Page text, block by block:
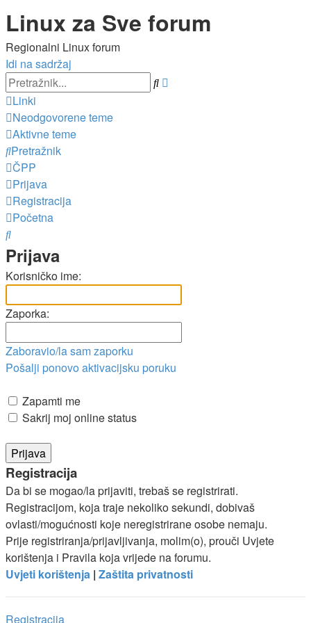
Linux za Sve forum
Regionalni Linux forum
Idi na sadržaj
Pretražnik
Linki
Neodgovorene teme
Aktivne teme
Pretražnik
ČPP
Prijava
Registracija
Početna
Pretražnik
Prijava
Korisničko ime:
Zaporka:
Zaboravio/la sam zaporku
Pošalji ponovo aktivacijsku poruku
Zapamti me
Sakrij moj online status
Registracija
Da bi se mogao/la prijaviti, trebaš se registrirati.
Registracijom, koja traje nekoliko sekundi, dobivaš
ovlasti/mogućnosti koje neregistrirane osobe nemaju.
Prije registriranja/prijavljivanja, molim(o), prouči Uvjete
korištenja i Pravila koja vrijede na forumu.
Uvjeti korištenja | Zaštita privatnosti
Registracija